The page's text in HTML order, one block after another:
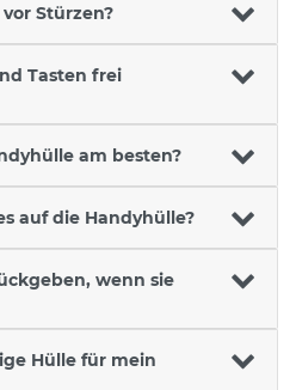
Stürzen?
Tasten frei
am besten?
auf die Handyhülle?
wenn sie
Hülle für mein